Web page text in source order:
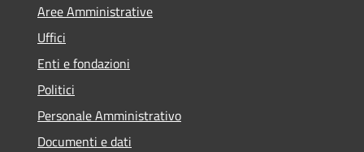
Aree Amministrative
Uffici
Enti e fondazioni
Politici
Personale Amministrativo
Documenti e dati